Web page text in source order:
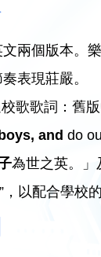
兩個版本。
表現莊嚴。
歌歌詞：舊
and do
為世之英。」
，以配合學校